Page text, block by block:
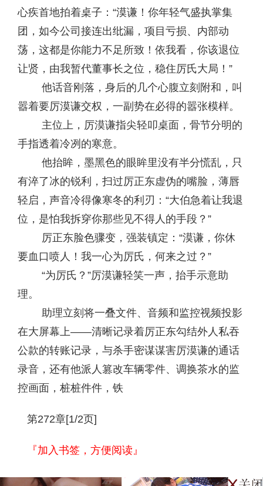
心疾首地拍着桌子：“漠谦！你年轻气盛执掌集
团，如今公司接连出纰漏，项目亏损、内部动
荡，这都是你能力不足所致！依我看，你该退位
让贤，由我暂代董事长之位，稳住厉氏大局！”
他话音刚落，身后的几个心腹立刻附和，叫
嚣着要厉漠谦交权，一副势在必得的嚣张模样。
主位上，厉漠谦指尖轻叩桌面，骨节分明的
手指透着冷冽的寒意。
他抬眸，墨黑色的眼眸里没有半分慌乱，只
有淬了冰的锐利，扫过厉正东虚伪的嘴脸，薄唇
轻启，声音冷得像寒冬的利刃：“大伯急着让我退
位，是怕我拆穿你那些见不得人的手段？”
厉正东脸色骤变，强装镇定：“漠谦，你休
要血口喷人！我一心为厉氏，何来之过？”
“为厉氏？”厉漠谦轻笑一声，抬手示意助
理。
助理立刻将一叠文件、音频和监控视频投影
在大屏幕上——清晰记录着厉正东勾结外人私吞
公款的转账记录，与杀手密谋谋害厉漠谦的通话
录音，还有他派人篡改车辆零件、调换茶水的监
控画面，桩桩件件，铁
第272章[1/2页]
『加入书签，方便阅读』